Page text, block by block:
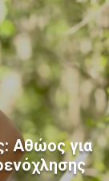
Αθώος για